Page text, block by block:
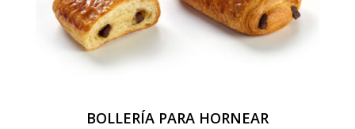
BOLLERÍA PARA HORNEAR